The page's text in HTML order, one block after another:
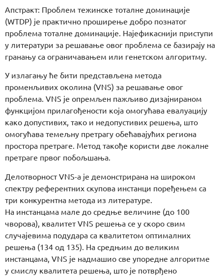
Апстракт: Проблем тежинске тоталне доминације
(WTDP) је практично проширење добро познатог
проблема тоталне доминације. Најефикаснији приступи
у литератури за решавање овог проблема се базирају на
гранању са ограничавањем или генетском алгоритму.
У излагању ће бити представљена метода
променљивих околина (VNS) за решавање овог
проблема. VNS је опремљен пажљиво дизајнираном
функцијом прилагођености која омогућава евалуацију
како допустивих, тако и недопустивих решења, што
омогућава темељну претрагу обећавајућих региона
простора претраге. Метод такође користи две локалне
претраге првог побољшања.
Делотворност VNS-а је демонстрирана на широком
спектру референтних скупова инстанци поређењем са
три конкурентна метода из литературе.
На инстанцама мале до средње величине (до 100
чворова), квалитет VNS решења се у скоро свим
случајевима подудара са квалитетом оптималних
решења (134 од 135). На средњим до великим
инстанцама, VNS је надмашио све упоредне алгоритме
у смислу квалитета решења, што је потврђено